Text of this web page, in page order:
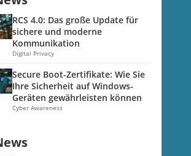
RCS 4.0: Das große Update für
sichere und moderne
Kommunikation
Digital Privacy
Secure Boot-Zertifikate: Wie Sie
Ihre Sicherheit auf Windows-
Geräten gewährleisten können
Cyber Awareness